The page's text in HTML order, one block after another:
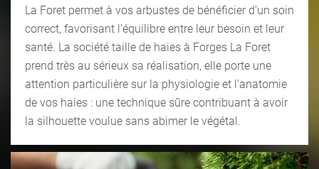
La Foret permet à vos arbustes de bénéficier d’un soin
correct, favorisant l’équilibre entre leur besoin et leur
santé. La société taille de haies à Forges La Foret
prend très au sérieux sa réalisation, elle porte une
attention particulière sur la physiologie et l’anatomie
de vos haies : une technique sûre contribuant à avoir
la silhouette voulue sans abimer le végétal.